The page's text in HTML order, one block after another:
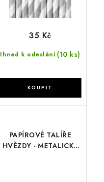
Ihned k odeslání (10 ks)
35 Kč
PAPÍROVÉ TALÍŘE
HVĚZDY - METALICKÉ